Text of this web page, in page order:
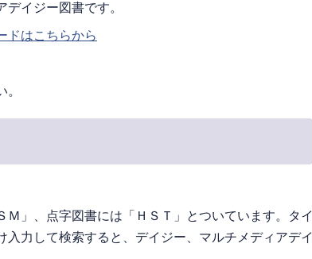
イジー図書です。
ドはこちらから
。
」、点字図書には「ＨＳＴ」とついています。タイ
力して検索すると、デイジー、マルチメディアデイ